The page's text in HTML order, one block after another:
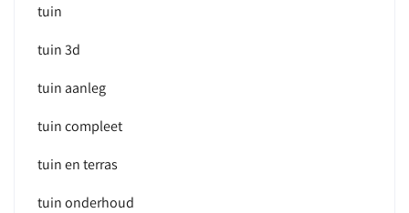
tuin
tuin 3d
tuin aanleg
tuin compleet
tuin en terras
tuin onderhoud